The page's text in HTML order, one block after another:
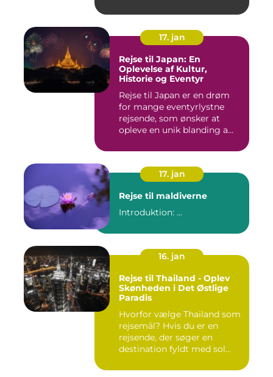
17. jan
Rejse til Japan: En
Oplevelse af Kultur,
Historie og Eventyr
Rejse til Japan er en drøm
for mange eventyrlystne
rejsende, som ønsker at
opleve en unik blanding a...
17. jan
Rejse til maldiverne
Introduktion: ...
16. jan
Rejse til Thailand - Oplev
Skønheden i Det Østlige
Paradis
Hvorfor vælge Thailand som
rejsemål? Hvis du er en
rejsende, der søger en
destination fyldt med sol...